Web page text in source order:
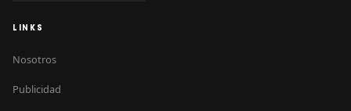
LINKS
Nosotros
Publicidad